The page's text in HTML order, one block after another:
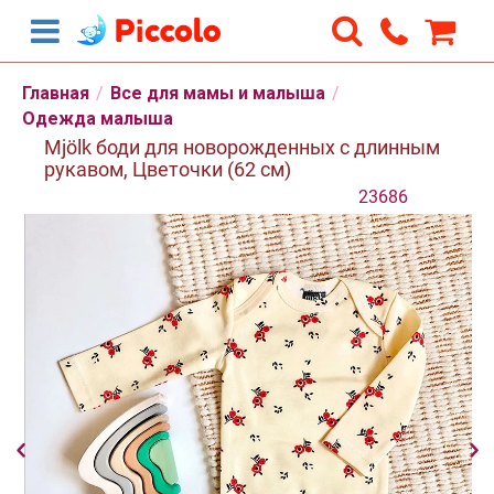
Главная / Все для мамы и малыша /
Одежда малыша
Mjölk боди для новорожденных с длинным
рукавом, Цветочки (62 см)
23686